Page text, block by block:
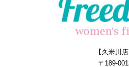
【久米川店
〒189-